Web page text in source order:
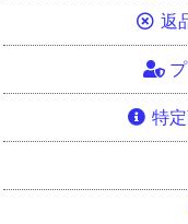
返
特